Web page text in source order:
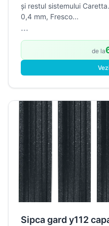
și restul sistemului
0,4 mm, Fresco...
...
de la
Sipca gard y112